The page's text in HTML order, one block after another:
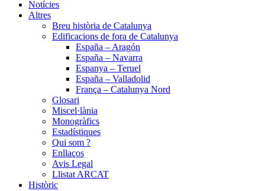
Notícies
Altres
Breu història de Catalunya
Edificacions de fora de Catalunya
España – Aragón
España – Navarra
Espanya – Teruel
España – Valladolid
França – Catalunya Nord
Glosari
Miscel·lània
Monogràfics
Estadístiques
Qui som ?
Enllaços
Avis Legal
Llistat ARCAT
Històric